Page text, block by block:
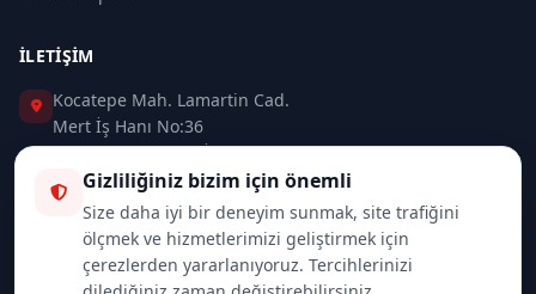
İLETIŞIM
Kocatepe Mah. Lamartin Cad.
Mert İş Hanı No:36
Taksim / Beyoğlu / İSTANBUL
0 (212) 235 37 83
0 (532) 418 08 46
Gizliliğiniz bizim için önemli
Size daha iyi bir deneyim sunmak, site trafiğini
ölçmek ve hizmetlerimizi geliştirmek için
çerezlerden yararlanıyoruz. Tercihlerinizi